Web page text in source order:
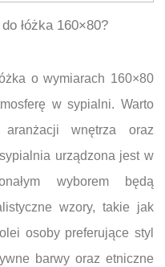
łóżka 160×80?
o wymiarach 160×80
w sypialni. Warto
wnętrza oraz
urządzona jest w
wyborem będą
wzory, takie jak
osoby preferujące styl
barwy oraz etniczne